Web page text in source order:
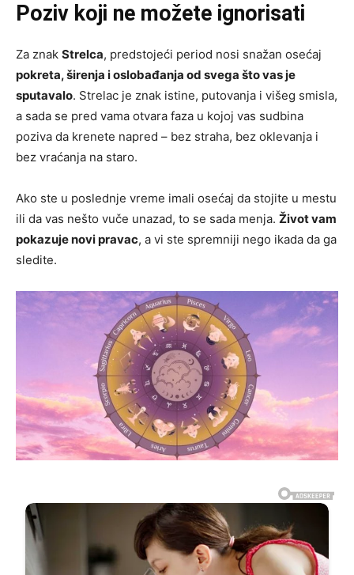
Poziv koji ne možete ignorisati
Za znak Strelca, predstojeći period nosi snažan osećaj
pokreta, širenja i oslobađanja od svega što vas je
sputavalo. Strelac je znak istine, putovanja i višeg smisla,
a sada se pred vama otvara faza u kojoj vas sudbina
poziva da krenete napred – bez straha, bez oklevanja i
bez vraćanja na staro.
Ako ste u poslednje vreme imali osećaj da stojite u mestu
ili da vas nešto vuče unazad, to se sada menja. Život vam
pokazuje novi pravac, a vi ste spremniji nego ikada da ga
sledite.